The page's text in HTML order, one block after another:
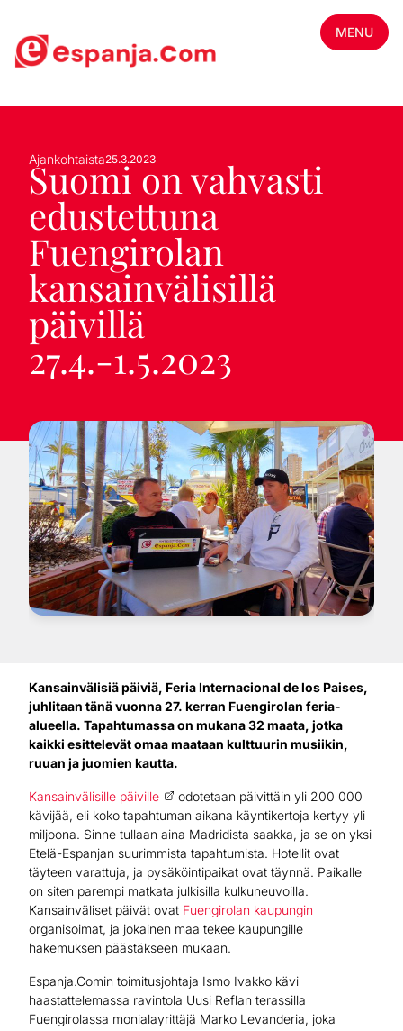
MENU
Ajankohtaista25.3.2023
Suomi on vahvasti
edustettuna
Fuengirolan
kansainvälisillä
päivillä
27.4.-1.5.2023
Kansainvälisiä päiviä, Feria Internacional de los Paises,
juhlitaan tänä vuonna 27. kerran Fuengirolan feria-
alueella. Tapahtumassa on mukana 32 maata, jotka
kaikki esittelevät omaa maataan kulttuurin musiikin,
ruuan ja juomien kautta.
Kansainvälisille päiville
odotetaan päivittäin yli 200 000
kävijää, eli koko tapahtuman aikana käyntikertoja kertyy yli
miljoona. Sinne tullaan aina Madridista saakka, ja se on yksi
Etelä-Espanjan suurimmista tapahtumista. Hotellit ovat
täyteen varattuja, ja pysäköintipaikat ovat täynnä. Paikalle
on siten parempi matkata julkisilla kulkuneuvoilla.
Kansainväliset päivät ovat Fuengirolan kaupungin
organisoimat, ja jokainen maa tekee kaupungille
hakemuksen päästäkseen mukaan.
Espanja.Comin toimitusjohtaja Ismo Ivakko kävi
haastattelemassa ravintola Uusi Reflan terassilla
Fuengirolassa monialayrittäjä Marko Levanderia, joka